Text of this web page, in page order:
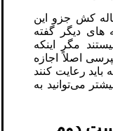
کش جزو این
های دیگر گفته
مگر اینکه
اصلاً اجازه
باید رعایت کنند
می‌توانید به